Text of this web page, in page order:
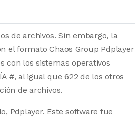
de archivos. Sin embargo, la
el formato Chaos Group Pdplayer
con los sistemas operativos
#, al igual que 622 de los otros
de archivos.
Pdplayer. Este software fue